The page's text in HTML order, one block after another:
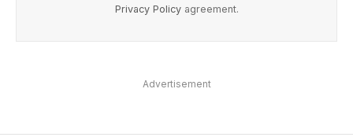
Privacy Policyagreement.
Advertisement